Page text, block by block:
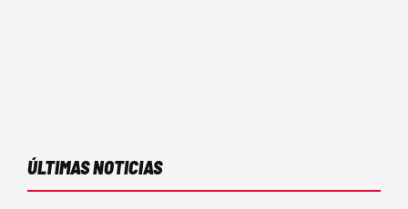
ÚLTIMAS NOTICIAS